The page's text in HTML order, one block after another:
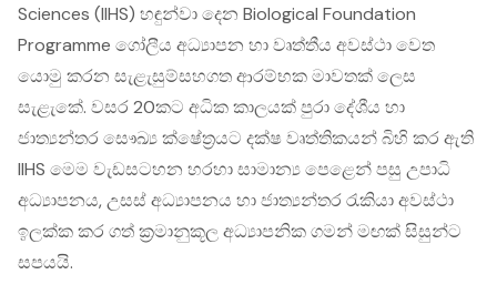
Sciences (IIHS) හඳුන්වා දෙන Biological Foundation
Programme ගෝලීය අධ්‍යාපන හා වෘත්තීය අවස්ථා වෙත
යොමු කරන සැළැසුම්සහගත ආරම්භක මාවතක් ලෙස
සැළැකේ. වසර 20කට අධික කාලයක් පුරා දේශීය හා
ජාත්‍යන්තර සෞඛ්‍ය ක්ෂේත්‍රයට දක්ෂ වෘත්තිකයන් බිහි කර ඇති
IIHS මෙම වැඩසටහන හරහා සාමාන්‍ය පෙළෙන් පසු උපාධි
අධ්‍යාපනය, උසස් අධ්‍යාපනය හා ජාත්‍යන්තර රැකියා අවස්ථා
ඉලක්ක කර ගත් ක්‍රමානුකූල අධ්‍යාපනික ගමන් මඟක් සිසුන්ට
සපයයි.